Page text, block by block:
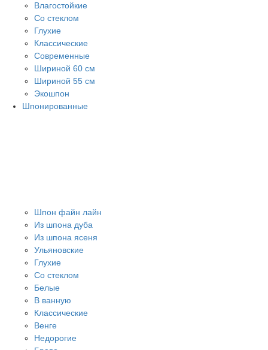
Влагостойкие
Со стеклом
Глухие
Классические
Современные
Шириной 60 см
Шириной 55 см
Экошпон
Шпонированные
Шпон файн лайн
Из шпона дуба
Из шпона ясеня
Ульяновские
Глухие
Со стеклом
Белые
В ванную
Классические
Венге
Недорогие